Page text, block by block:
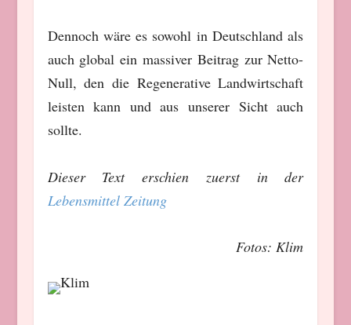
Dennoch wäre es sowohl in Deutschland als
auch global ein massiver Beitrag zur Netto-
Null, den die Regenerative Landwirtschaft
leisten kann und aus unserer Sicht auch
sollte.
Dieser Text erschien zuerst in der
Lebensmittel Zeitung
Fotos: Klim